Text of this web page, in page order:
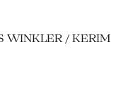
WINKLER / KERIM